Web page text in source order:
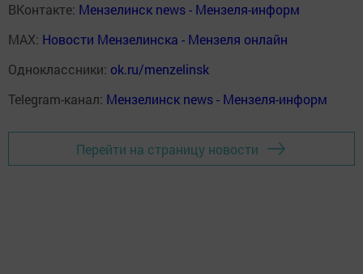
ВКонтакте: Мензелинск news - Мензеля-информ
MAX: Новости Мензелинска - Мензеля онлайн
Одноклассники: ok.ru/menzelinsk
Telegram-канал: Мензелинск news - Мензеля-информ
Перейти на страницу новости